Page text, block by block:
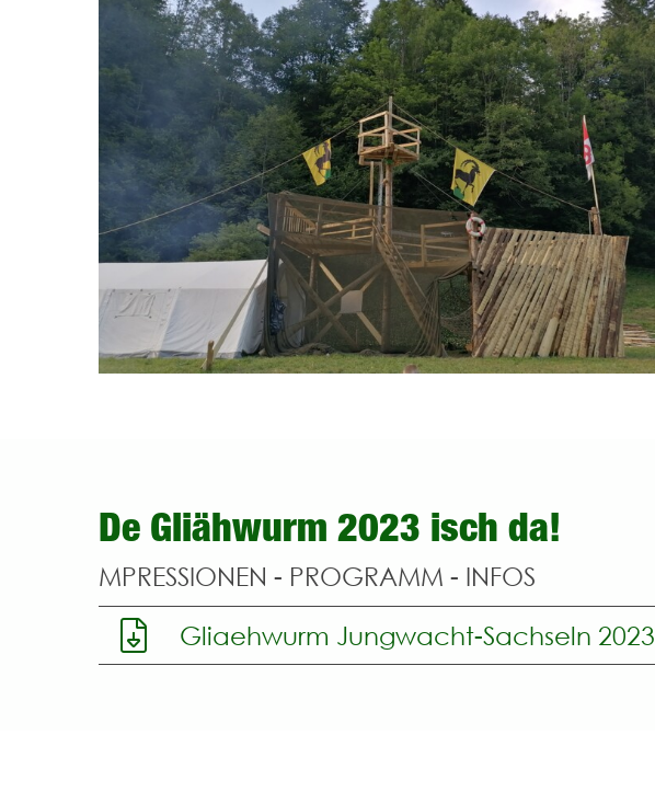
De Gliähwurm 2023 isch da!
MPRESSIONEN - PROGRAMM - INFOS
Gliaehwurm Jungwacht-Sachseln 2023